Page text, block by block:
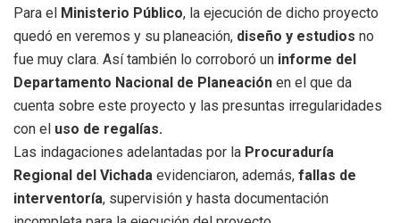
Para el Ministerio Público, la ejecución de dicho proyecto
quedó en veremos y su planeación, diseño y estudios no
fue muy clara. Así también lo corroboró un informe del
Departamento Nacional de Planeación en el que da
cuenta sobre este proyecto y las presuntas irregularidades
con el uso de regalías.
Las indagaciones adelantadas por la Procuraduría
Regional del Vichada evidenciaron, además, fallas de
interventoría, supervisión y hasta documentación